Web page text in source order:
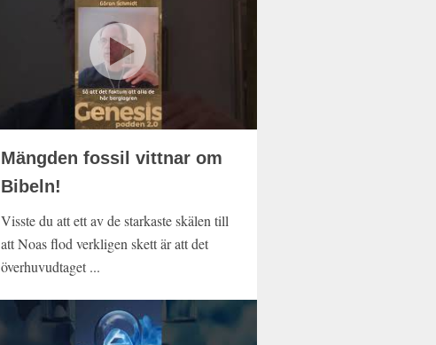
Mängden fossil vittnar om
Bibeln!
Visste du att ett av de starkaste skälen till
att Noas flod verkligen skett är att det
överhuvudtaget ...